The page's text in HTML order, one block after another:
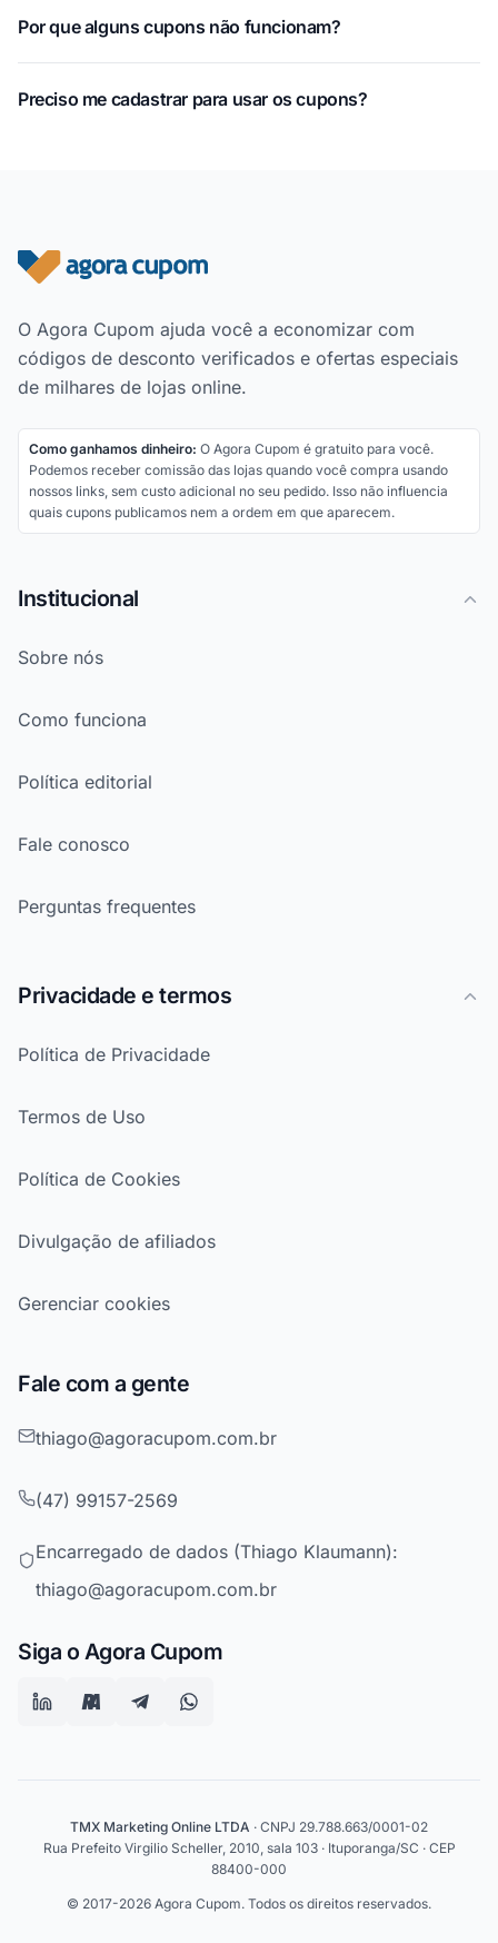
Por que alguns cupons não funcionam?
Preciso me cadastrar para usar os cupons?
Rodapé do site
O Agora Cupom ajuda você a economizar com
códigos de desconto verificados e ofertas especiais
de milhares de lojas online.
Como ganhamos dinheiro: O Agora Cupom é gratuito para você.
Podemos receber comissão das lojas quando você compra usando
nossos links, sem custo adicional no seu pedido. Isso não influencia
quais cupons publicamos nem a ordem em que aparecem.
Institucional
Sobre nós
Como funciona
Política editorial
Fale conosco
Perguntas frequentes
Privacidade e termos
Política de Privacidade
Termos de Uso
Política de Cookies
Divulgação de afiliados
Gerenciar cookies
Fale com a gente
thiago@agoracupom.com.br
(47) 99157-2569
Encarregado de dados (Thiago Klaumann):
thiago@agoracupom.com.br
Siga o Agora Cupom
TMX Marketing Online LTDA · CNPJ 29.788.663/0001-02
Rua Prefeito Virgilio Scheller, 2010, sala 103 · Ituporanga/SC · CEP
88400-000
© 2017-2026 Agora Cupom. Todos os direitos reservados.